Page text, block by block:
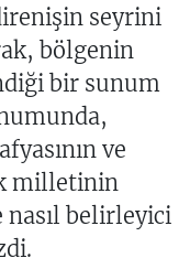
seyrini
bölgenin
bir sunum
ve
milletinin
nasıl belirleyici